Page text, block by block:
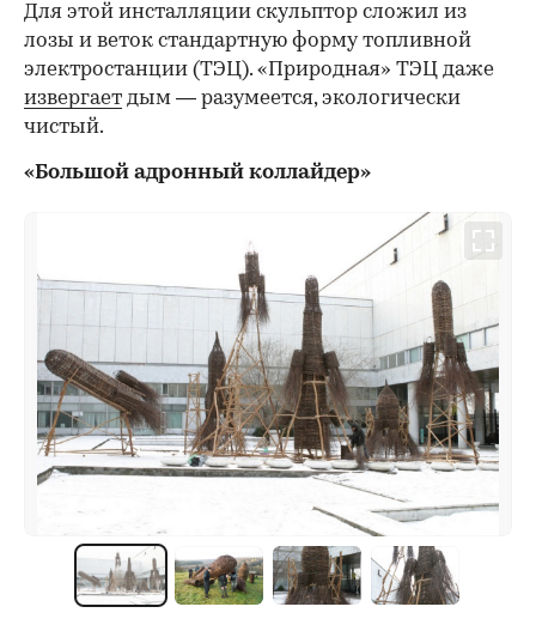
Для этой инсталляции скульптор сложил из
лозы и веток стандартную форму топливной
электростанции (ТЭЦ). «Природная» ТЭЦ даже
извергает дым — разумеется, экологически
чистый.
«Большой адронный коллайдер»